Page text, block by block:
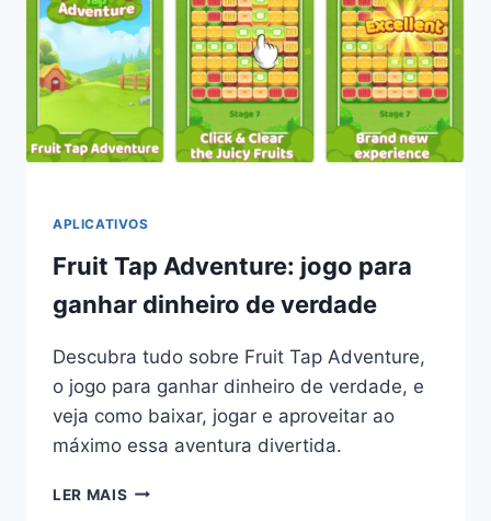
MONEY
APLICATIVOS
Fruit Tap Adventure: jogo para
ganhar dinheiro de verdade
Descubra tudo sobre Fruit Tap Adventure,
o jogo para ganhar dinheiro de verdade, e
veja como baixar, jogar e aproveitar ao
máximo essa aventura divertida.
LER MAIS FRUIT